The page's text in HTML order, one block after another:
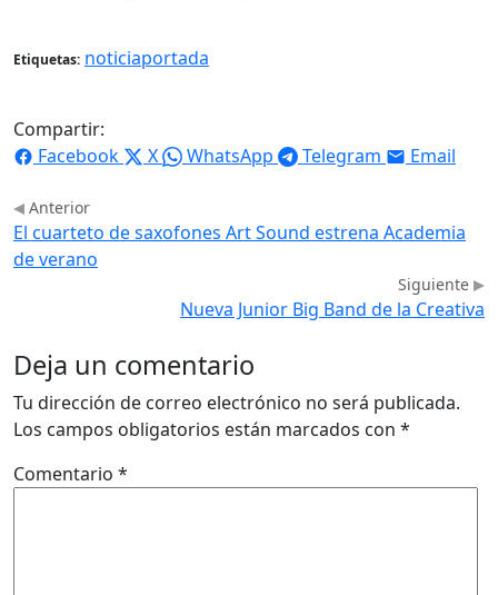
Etiquetas: noticiaportada
Compartir:
Facebook
X WhatsApp Telegram Email
Anterior
El cuarteto de saxofones Art Sound estrena Academia
de verano
Siguiente
Nueva Junior Big Band de la Creativa
Deja un comentario
Tu dirección de correo electrónico no será publicada.
Los campos obligatorios están marcados con *
Comentario *